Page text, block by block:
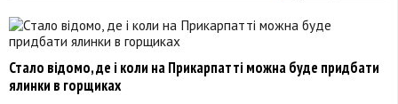
Стало відомо, де і коли на Прикарпатті можна буде придбати
ялинки в горщиках